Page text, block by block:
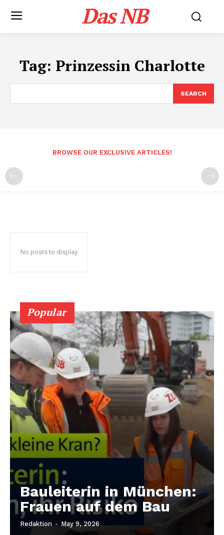
Das NB
Tag: Prinzessin Charlotte
SEARCH
BROWSE OUR EXCLUSIVE ARTICLES!
No posts to display
Popular
Bauleiterin in München:
Frauen auf dem Bau
Redaktion - May 9, 2026